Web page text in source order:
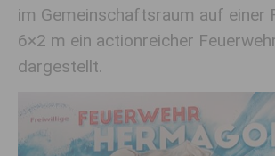
im Gemeinschaftsraum auf einer
6×2 m ein actionreicher
dargestellt.